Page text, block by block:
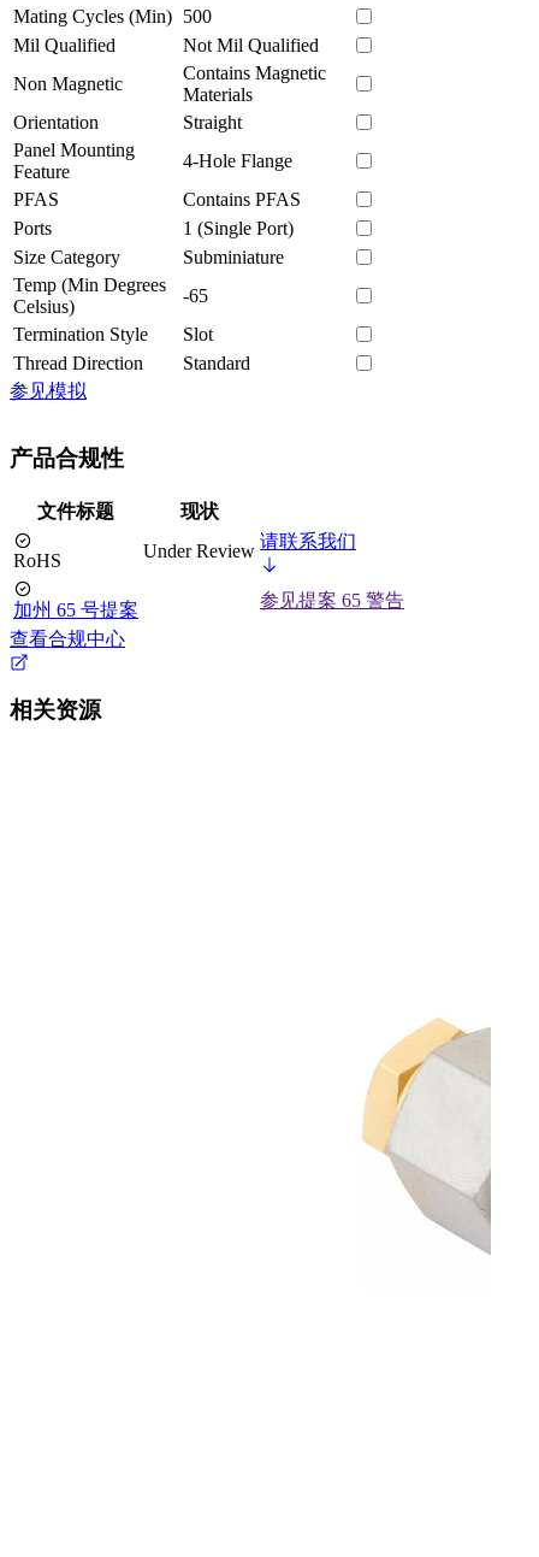
Mating Cycles (Min) 500
Mil Qualified
Not Mil Qualified
Non Magnetic
Contains Magnetic
Materials
Orientation
Straight
Panel Mounting
Feature
4-Hole Flange
PFAS
Contains PFAS
Ports
1 (Single Port)
Size Category
Subminiature
Temp (Min Degrees
Celsius)
-65
Termination Style
Slot
Thread Direction
Standard
参见模拟
产品合规性
文件标题 现状
RoHS Under Review 请联系我们
加州 65 号提案
参见提案 65 警告
查看合规中心
相关资源